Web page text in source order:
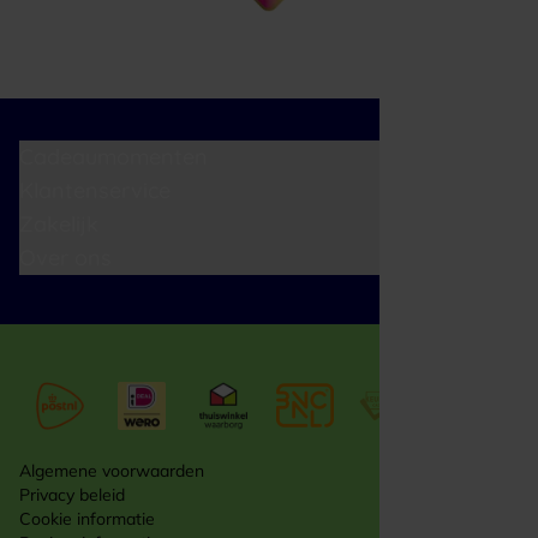
Algemene voorwaarden
Privacy beleid
Cookie informatie